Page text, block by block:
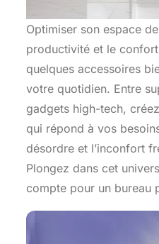
Optimiser son espace
productivité et le
quelques accessoires
votre quotidien. Entre
gadgets high-tech,
qui répond à vos
désordre et l’inconfort
Plongez dans cet
compte pour un bureau